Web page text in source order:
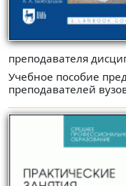
преподавателя
Учебное пособие
преподавателей